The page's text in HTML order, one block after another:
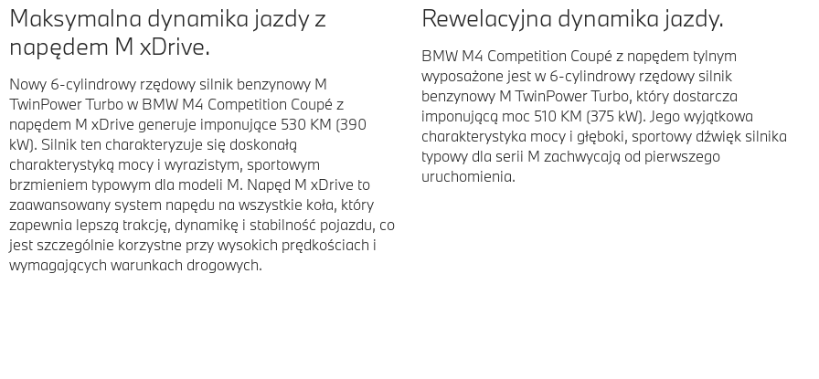
Maksymalna dynamika jazdy z
napędem M xDrive.
Nowy 6-cylindrowy rzędowy silnik benzynowy M
TwinPower Turbo w BMW M4 Competition Coupé z
napędem M xDrive generuje imponujące 530 KM (390
kW). Silnik ten charakteryzuje się doskonałą
charakterystyką mocy i wyrazistym, sportowym
brzmieniem typowym dla modeli M. Napęd M xDrive to
zaawansowany system napędu na wszystkie koła, który
zapewnia lepszą trakcję, dynamikę i stabilność pojazdu, co
jest szczególnie korzystne przy wysokich prędkościach i
wymagających warunkach drogowych.
Rewelacyjna dynamika jazdy.
BMW M4 Competition Coupé z napędem tylnym
wyposażone jest w 6-cylindrowy rzędowy silnik
benzynowy M TwinPower Turbo, który dostarcza
imponującą moc 510 KM (375 kW). Jego wyjątkowa
charakterystyka mocy i głęboki, sportowy dźwięk silnika
typowy dla serii M zachwycają od pierwszego
uruchomienia.